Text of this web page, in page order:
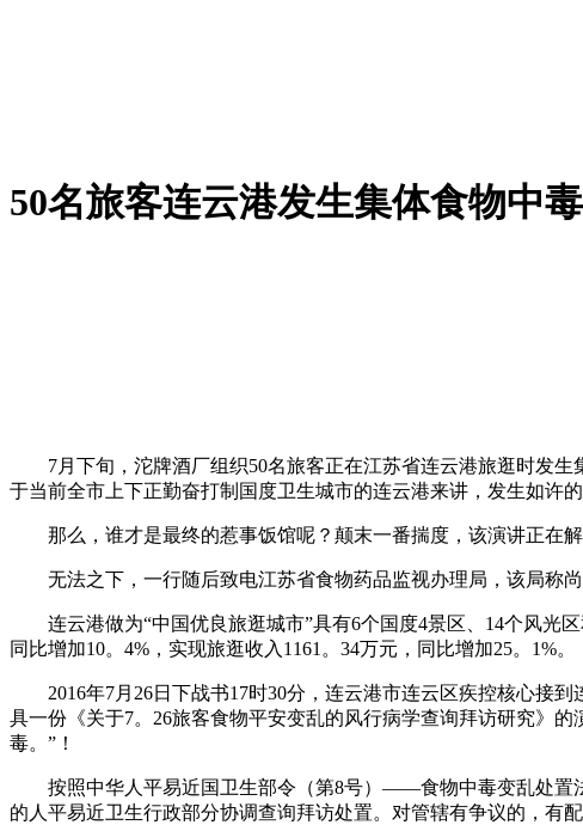
50名旅客连云港发生集体食物中
7月下旬，沱牌酒厂组织50名旅客正在江苏省连云港旅逛时发生
于当前全市上下正勤奋打制国度卫生城市的连云港来讲，发生如许
那么，谁才是最终的惹事饭馆呢？颠末一番揣度，该演讲正在解
无法之下，一行随后致电江苏省食物药品监视办理局，该局称尚
连云港做为“中国优良旅逛城市”具有6个国度4景区、14个风光区
同比增加10。4%，实现旅逛收入1161。34万元，同比增加25。1%。
2016年7月26日下战书17时30分，连云港市连云区疾控核心接到
具一份《关于7。26旅客食物平安变乱的风行病学查询拜访研究》
毒。”！
按照中华人平易近国卫生部令（第8号）——食物中毒变乱处置法
的人平易近卫生行政部分协调查询拜访处置。对管辖有争议的，有